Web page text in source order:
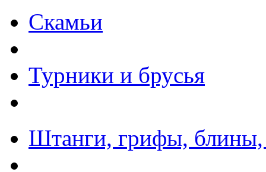
Скамьи
Турники и брусья
Штанги, грифы, блины,